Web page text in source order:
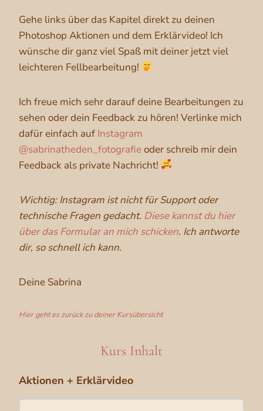
Gehe links über das Kapitel direkt zu deinen
Photoshop Aktionen und dem Erklärvideo! Ich
wünsche dir ganz viel Spaß mit deiner jetzt viel
leichteren Fellbearbeitung!
Ich freue mich sehr darauf deine Bearbeitungen zu
sehen oder dein Feedback zu hören! Verlinke mich
dafür einfach auf Instagram
@sabrinatheden_fotografieoder schreib mir dein
Feedback als private Nachricht!
Wichtig: Instagram ist nicht für Support oder
technische Fragen gedacht. Diese kannst du hier
über das Formular an mich schicken. Ich antworte
dir, so schnell ich kann.
Deine Sabrina
Hier geht es zurück zu deiner Kursübersicht
Kurs Inhalt
Aktionen + Erklärvideo